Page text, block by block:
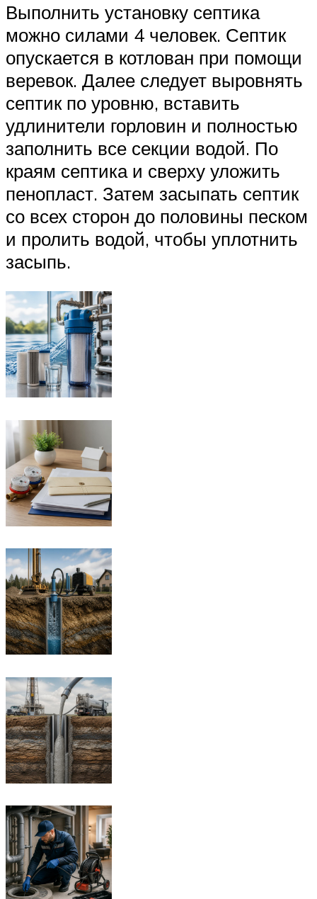
Выполнить установку септика
можно силами 4 человек. Септик
опускается в котлован при помощи
веревок. Далее следует выровнять
септик по уровню, вставить
удлинители горловин и полностью
заполнить все секции водой. По
краям септика и сверху уложить
пенопласт. Затем засыпать септик
со всех сторон до половины песком
и пролить водой, чтобы уплотнить
засыпь.